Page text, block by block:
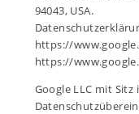
94043, USA.
https://
https://
Google LLC mit